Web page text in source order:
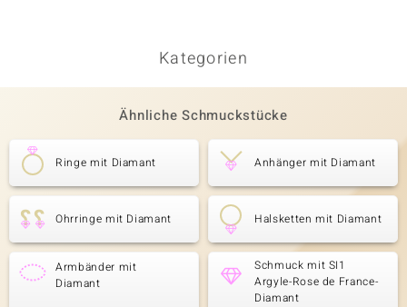
Kategorien
Ähnliche Schmuckstücke
Ringe mit Diamant Anhänger mit Diamant
Ohrringe mit Diamant Halsketten mit Diamant
Armbänder mit
Diamant
Schmuck mit SI1
Argyle-Rose de France-
Diamant